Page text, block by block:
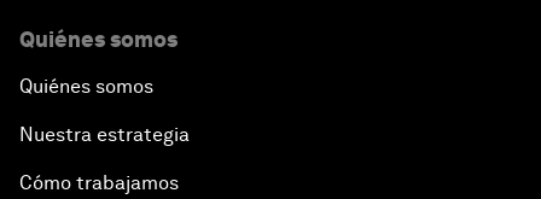
Quiénes somos
Quiénes somos
Nuestra estrategia
Cómo trabajamos